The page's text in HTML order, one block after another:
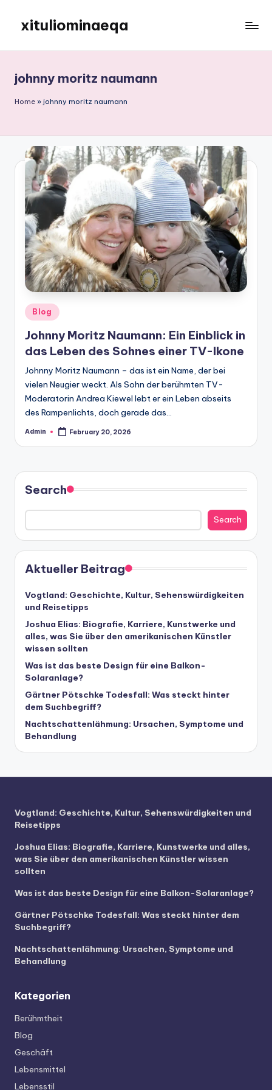
content
xituliominaeqa
johnny moritz naumann
Home » johnny moritz naumann
Posted
in
Blog
Johnny Moritz Naumann: Ein Einblick in
das Leben des Sohnes einer TV-Ikone
Johnny Moritz Naumann – das ist ein Name, der bei
vielen Neugier weckt. Als Sohn der berühmten TV-
Moderatorin Andrea Kiewel lebt er ein Leben abseits
des Rampenlichts, doch gerade das…
Posted
Admin February 20, 2026
Search
Search
Aktueller Beitrag
Vogtland: Geschichte, Kultur, Sehenswürdigkeiten
und Reisetipps
Joshua Elias: Biografie, Karriere, Kunstwerke und
alles, was Sie über den amerikanischen Künstler
wissen sollten
Was ist das beste Design für eine Balkon-
Solaranlage?
Gärtner Pötschke Todesfall: Was steckt hinter
dem Suchbegriff?
Nachtschattenlähmung: Ursachen, Symptome und
Behandlung
Vogtland: Geschichte, Kultur, Sehenswürdigkeiten und
Reisetipps
Joshua Elias: Biografie, Karriere, Kunstwerke und alles,
was Sie über den amerikanischen Künstler wissen
sollten
Was ist das beste Design für eine Balkon-Solaranlage?
Gärtner Pötschke Todesfall: Was steckt hinter dem
Suchbegriff?
Nachtschattenlähmung: Ursachen, Symptome und
Behandlung
Kategorien
Berühmtheit
Blog
Geschäft
Lebensmittel
Lebensstil